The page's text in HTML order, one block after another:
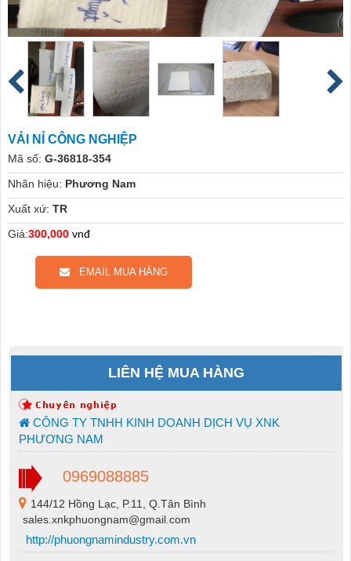
VẢI NỈ CÔNG NGHIỆP
Mã số: G-36818-354
Nhãn hiệu: Phương Nam
Xuất xứ: TR
Giá:300,000 vnđ
EMAIL MUA HÀNG
LIÊN HỆ MUA HÀNG
CÔNG TY TNHH KINH DOANH DỊCH VỤ XNK
PHƯƠNG NAM
0969088885
144/12 Hồng Lạc, P.11, Q.Tân Bình
sales.xnkphuongnam@gmail.com
http://phuongnamindustry.com.vn